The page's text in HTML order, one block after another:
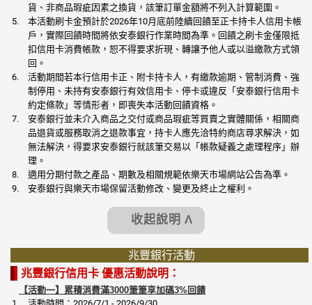
貨、非商品瑕疵因素之換貨，該筆訂單金額將不列入計算範圍。
本活動刷卡金預計於2026年10月底前陸續回饋至正卡持卡人信用卡帳
戶，實際回饋時間將依安泰銀行作業時間為準。回饋之刷卡金僅限抵
扣信用卡消費帳款，恕不得要求折現、轉讓予他人或以溢繳款方式領
回。
活動期間若本行信用卡正、附卡持卡人，有繳款逾期、管制消費、強
制停用、未持有安泰銀行有效信用卡、停卡或違反「安泰銀行信用卡
約定條款」等情形者，即喪失本活動回饋資格。
安泰銀行並未介入商品之交付或商品瑕疵等買賣之實體關係，相關商
品退貨或服務取消之退款事宜，持卡人應先洽特約商店尋求解決，如
無法解決，得要求安泰銀行就該筆交易以「帳款疑義之處理程序」辦
理。
適用分期付款之產品、期數及相關規範依樂天市場網站公告為準。
安泰銀行與樂天市場保留活動修改、變更及終止之權利。
收起說明 Λ
兆豐銀行活動
兆豐銀行信用卡 優惠活動說明：
【活動一】累積消費滿3000筆筆享加碼3%回饋